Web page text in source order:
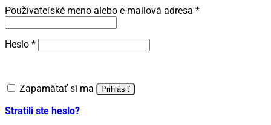
Používateľské meno alebo e-mailová adresa *Povinné
Heslo *Povinné
Zapamätať si ma Prihlásiť
Stratili ste heslo?